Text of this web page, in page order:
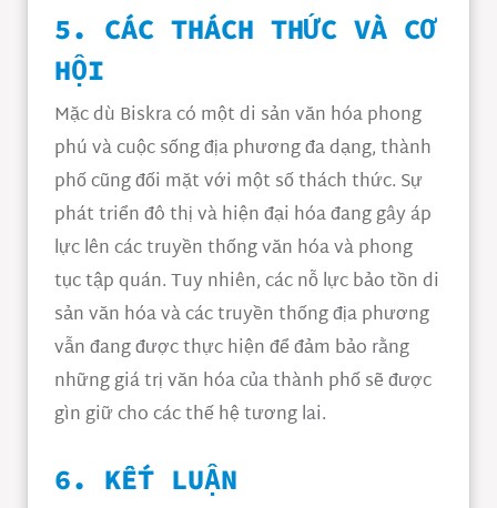
5. CÁC THÁCH THỨC VÀ CƠ
HỘI
Mặc dù Biskra có một di sản văn hóa phong
phú và cuộc sống địa phương đa dạng, thành
phố cũng đối mặt với một số thách thức. Sự
phát triển đô thị và hiện đại hóa đang gây áp
lực lên các truyền thống văn hóa và phong
tục tập quán. Tuy nhiên, các nỗ lực bảo tồn di
sản văn hóa và các truyền thống địa phương
vẫn đang được thực hiện để đảm bảo rằng
những giá trị văn hóa của thành phố sẽ được
gìn giữ cho các thế hệ tương lai.
6. KẾT LUẬN